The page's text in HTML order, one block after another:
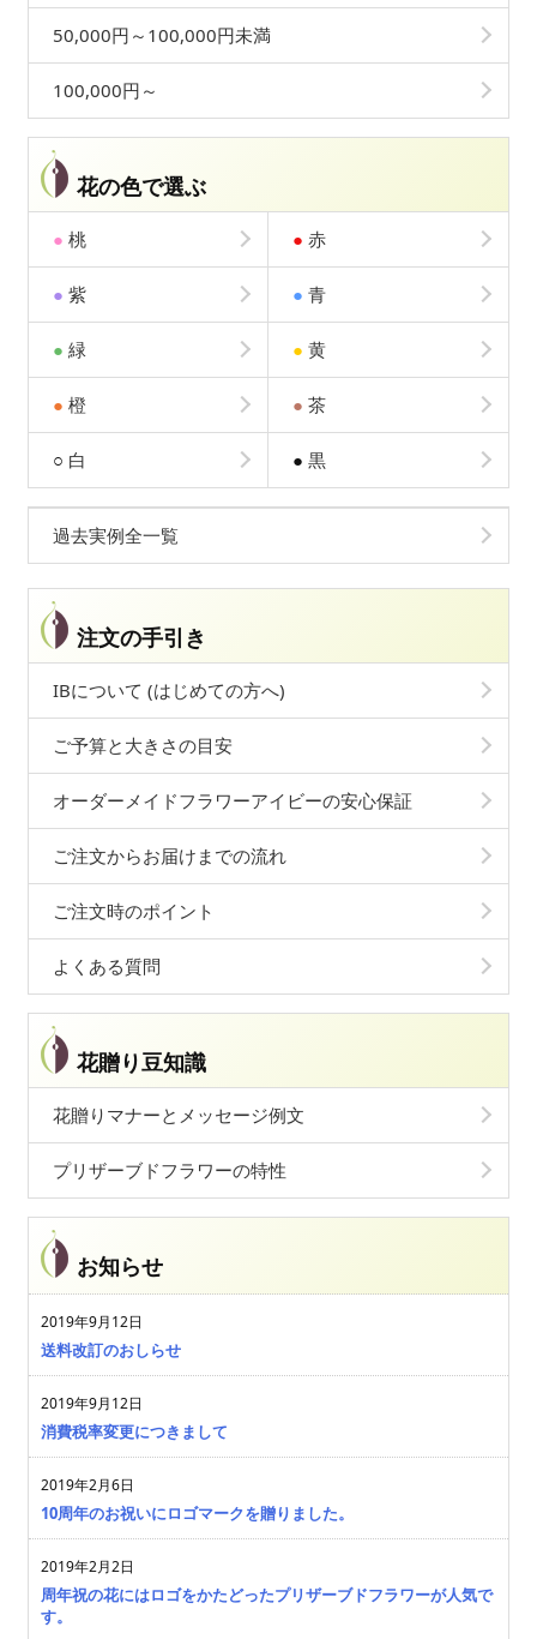
50,000円～100,000円未満
100,000円～
花の色で選ぶ
● 桃 ● 赤
● 紫 ● 青
● 緑 ● 黄
● 橙 ● 茶
○ 白 ● 黒
過去実例全一覧
注文の手引き
IBについて (はじめての方へ)
ご予算と大きさの目安
オーダーメイドフラワーアイビーの安心保証
ご注文からお届けまでの流れ
ご注文時のポイント
よくある質問
花贈り豆知識
花贈りマナーとメッセージ例文
プリザーブドフラワーの特性
お知らせ
2019年9月12日
送料改訂のおしらせ
2019年9月12日
消費税率変更につきまして
2019年2月6日
10周年のお祝いにロゴマークを贈りました。
2019年2月2日
周年祝の花にはロゴをかたどったプリザーブドフラワーが人気で
す。